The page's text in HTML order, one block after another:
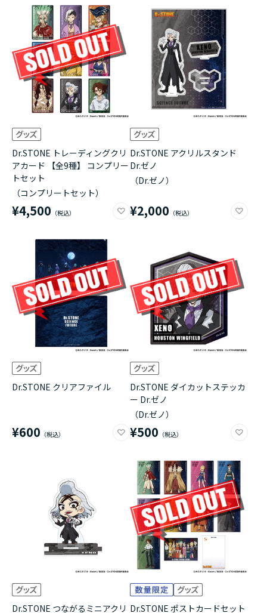
Dr.STONE トレーディングクリ
アカード 【全9種】 コンプリー
トセット
（コンプリートセット）
¥4,500
Dr.STONE アクリルスタンド
Dr.ゼノ
（Dr.ゼノ）
¥2,000
Dr.STONE クリアファイル
¥600
Dr.STONE ダイカットステッカ
ー Dr.ゼノ
（Dr.ゼノ）
¥500
Dr.STONE つながるミニアクリ Dr.STONE ポストカードセット